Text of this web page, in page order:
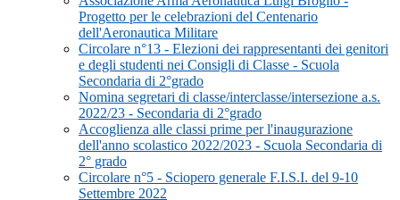
Progetto per le celebrazioni del Centenario
dell'Aeronautica Militare
Circolare n°13 - Elezioni dei rappresentanti dei genitori
e degli studenti nei Consigli di Classe - Scuola
Secondaria di 2°grado
Nomina segretari di classe/interclasse/intersezione a.s.
2022/23 - Secondaria di 2°grado
Accoglienza alle classi prime per l'inaugurazione
dell'anno scolastico 2022/2023 - Scuola Secondaria di
2° grado
Circolare n°5 - Sciopero generale F.I.S.I. del 9-10
Settembre 2022